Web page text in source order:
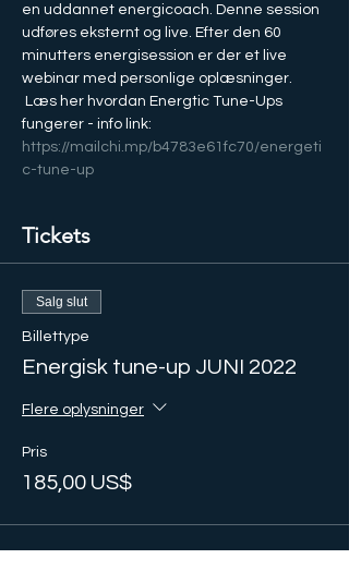
en uddannet energicoach. Denne session
udføres eksternt og live. Efter den 60
minutters energisession er der et live
webinar med personlige oplæsninger.
fungerer - info link:
https://mailchi.mp/b4783e61fc70/energeti
c-tune-up
Tickets
Salg slut
Billettype
Energisk tune-up JUNI 2022
Flere oplysninger
Pris
185,00 US$